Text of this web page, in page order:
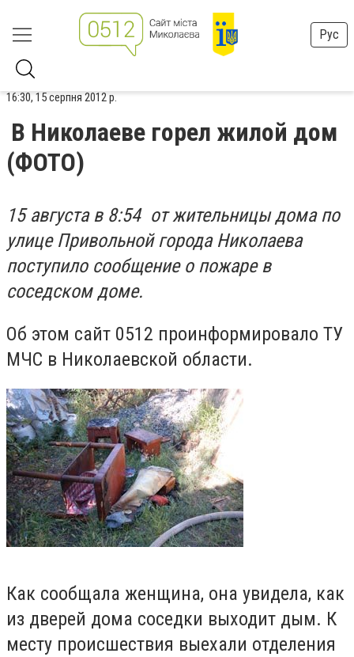
Рус
16:30, 15 серпня 2012 р.
В Николаеве горел жилой дом
(ФОТО)
15 августа в 8:54 от жительницы дома по
улице Привольной города Николаева
поступило сообщение о пожаре в
соседском доме.
Об этом сайт 0512 проинформировало ТУ
МЧС в Николаевской области.
Как сообщала женщина, она увидела, как
из дверей дома соседки выходит дым. К
месту происшествия выехали отделения